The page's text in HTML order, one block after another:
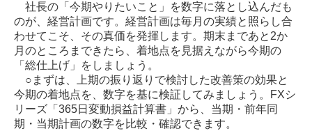
社長の「今期やりたいこと」を数字に落とし込んだも
のが、経営計画です。経営計画は毎月の実績と照らし合
わせてこそ、その真価を発揮します。期末まであと2か
月のところまできたら、着地点を見据えながら今期の
「総仕上げ」をしましょう。
○まずは、上期の振り返りで検討した改善策の効果と
今期の着地点を、数字を基に検証してみましょう。FXシ
リーズ「365日変動損益計算書」から、当期・前年同
期・当期計画の数字を比較・確認できます。